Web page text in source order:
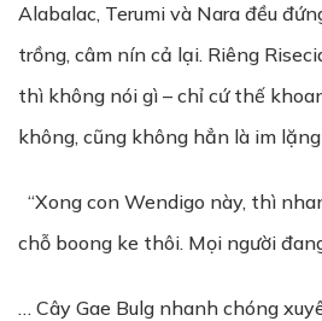
Alabalac, Terumi và Nara đều
trồng, câm nín cả lại. Riêng
thì không nói gì – chỉ cứ thế
không, cũng không hẳn là im
“Xong con Wendigo này, thì
chỗ boong ke thôi. Mọi người
… Cây Gae Bulg nhanh chóng